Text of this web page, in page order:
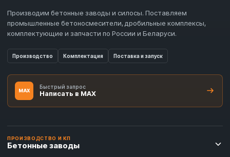
Производим бетонные заводы и силосы. Поставляем
промышленные бетоносмесители, дробильные комплексы,
комплектующие и запчасти по России и Беларуси.
Производство Комплектация Поставка и запуск
MAX
Быстрый запрос
Написать в MAX
ПРОИЗВОДСТВО И КП
Бетонные заводы